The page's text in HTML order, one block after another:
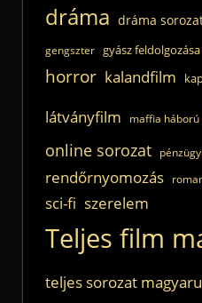
dráma dráma
gengszter gyász feldolgozása
horror kalandfilm
látványfilm maffia háború
online sorozat
rendőrnyomozás
sci-fi szerelem
Teljes film
teljes sorozat